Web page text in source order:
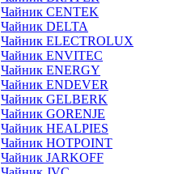
Чайник CENTEK
Чайник DELTA
Чайник ELECTROLUX
Чайник ENVITEC
Чайник ENERGY
Чайник ENDEVER
Чайник GELBERK
Чайник GORENJE
Чайник HEALPIES
Чайник HOTPOINT
Чайник JARKOFF